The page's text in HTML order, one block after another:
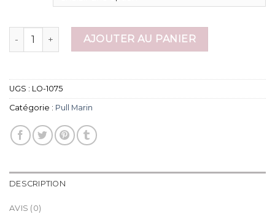
quantité de pull marinAJOUTER AU PANIER
UGS : LO-1075
Catégorie : Pull Marin
DESCRIPTION
AVIS (0)